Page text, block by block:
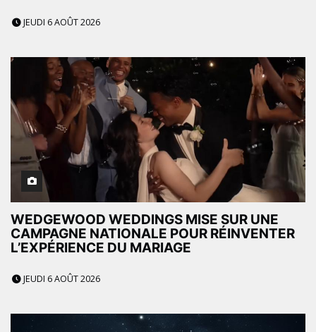
JEUDI 6 AOÛT 2026
WEDGEWOOD WEDDINGS MISE SUR UNE
CAMPAGNE NATIONALE POUR RÉINVENTER
L’EXPÉRIENCE DU MARIAGE
JEUDI 6 AOÛT 2026